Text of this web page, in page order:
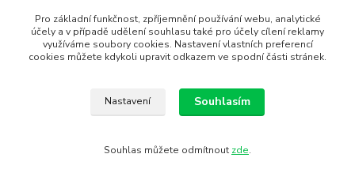
Pro základní funkčnost, zpříjemnění používání webu, analytické
účely a v případě udělení souhlasu také pro účely cílení reklamy
využíváme soubory cookies. Nastavení vlastních preferencí
cookies můžete kdykoli upravit odkazem ve spodní části stránek.
Nastavení Souhlasím
Souhlas můžete odmítnout zde.